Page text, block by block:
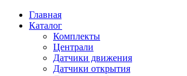
Главная
Каталог
Комплекты
Централи
Датчики движения
Датчики открытия